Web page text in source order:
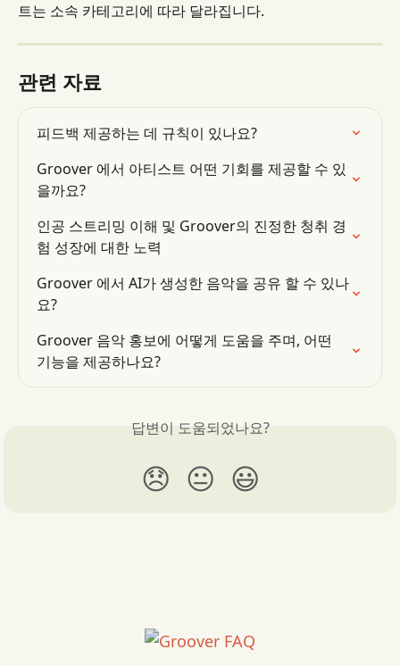
트는 소속 카테고리에 따라 달라집니다.
관련 자료
피드백 제공하는 데 규칙이 있나요?
Groover 에서 아티스트 어떤 기회를 제공할 수 있
을까요?
인공 스트리밍 이해 및 Groover의 진정한 청취 경
험 성장에 대한 노력
Groover 에서 AI가 생성한 음악을 공유 할 수 있나
요?
Groover 음악 홍보에 어떻게 도움을 주며, 어떤
기능을 제공하나요?
답변이 도움되었나요?
😞 😐 😃